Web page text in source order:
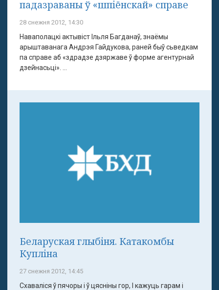
падазраваны ў «шпіёнскай» справе
28 снежня 2012, 14:30
Наваполацкі актывіст Ільля Багданаў, знаёмы
арыштаванага Андрэя Гайдукова, раней быў сьведкам
па справе аб «здрадзе дзяржаве ў форме агентурнай
дзейнасьці». ...
Беларуская глыбіня. Катакомбы
Купліна
27 снежня 2012, 14:45
Схаваліся ў пячоры і ў цясніны гор, І кажуць гарам і